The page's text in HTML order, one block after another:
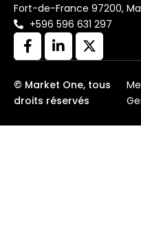
Fort-de-France 97200,
+596 596 631 297
© Market One, tous
droits réservés